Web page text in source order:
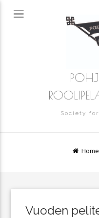
Society
Home
Vuoden